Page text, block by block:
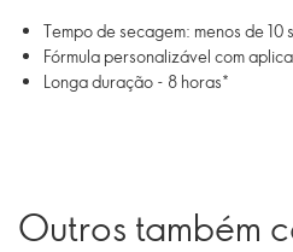
Tempo de secagem: menos de 10
Fórmula personalizável com
Longa duração - 8 horas*
Outros também